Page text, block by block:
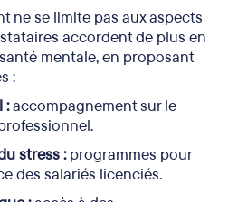
ne se limite pas aux aspects
accordent de plus en
mentale, en proposant
:
:accompagnement sur le
stress :programmes pour
des salariés licenciés.